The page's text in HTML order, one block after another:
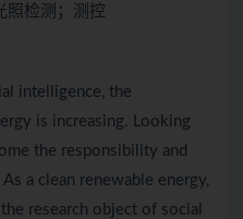
照检测；测控
intelligence, the
is increasing. Looking
the responsibility and
a clean renewable energy,
research object of social